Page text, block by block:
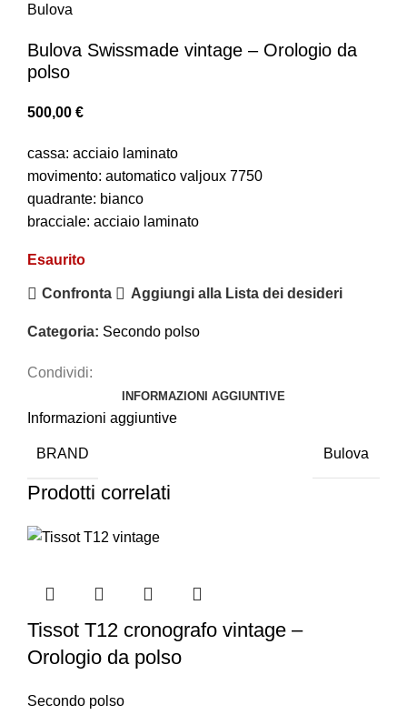
Bulova
Bulova Swissmade vintage – Orologio da
polso
500,00 €
cassa: acciaio laminato
movimento: automatico valjoux 7750
quadrante: bianco
bracciale: acciaio laminato
Esaurito
Confronta Aggiungi alla Lista dei desideri
Categoria: Secondo polso
Condividi:
INFORMAZIONI AGGIUNTIVE
Informazioni aggiuntive
BRAND Bulova
Prodotti correlati
Tissot T12 cronografo vintage –
Orologio da polso
Secondo polso